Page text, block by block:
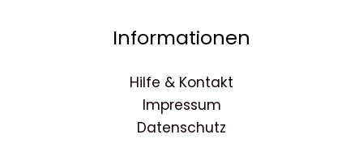
Informationen
Hilfe & Kontakt
Impressum
Datenschutz